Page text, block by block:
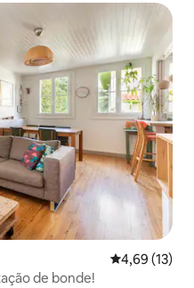
4,69 de uma
4,69 (13)
de bonde!